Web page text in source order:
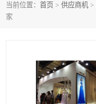
当前位置： 首页 > 供应商机 >
家
活动策划